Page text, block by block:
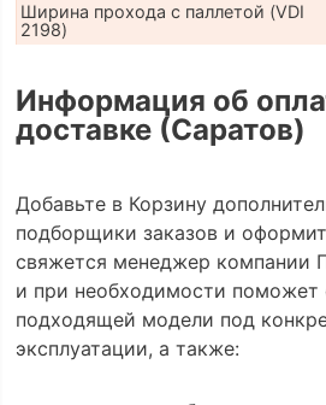
Ширина прохода с паллетой (VDI
2198)
Информация об
доставке (Саратов)
Добавьте в Корзину
подборщики заказов и
свяжется менеджер компании
и при необходимости поможет
подходящей модели под
эксплуатации, а также: